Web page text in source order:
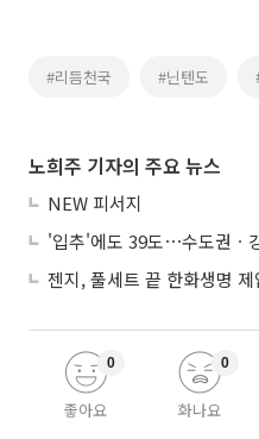
#리듬천국 #닌텐도
노희주 기자의 주요 뉴스
NEW 피서지
'입추'에도 39도⋯수도권ㆍ
좋아요
0
화나요
0